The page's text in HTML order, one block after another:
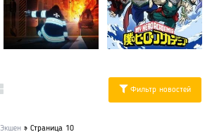
Фильтр новостей
Экшен » Страница 10